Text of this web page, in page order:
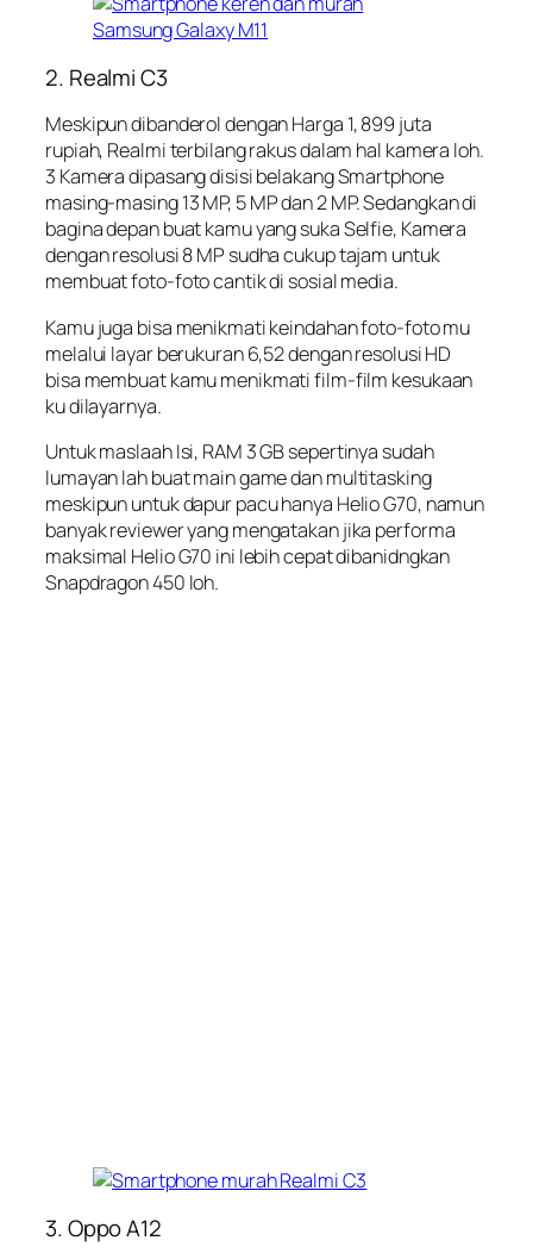
2. Realmi C3
Meskipun dibanderol dengan Harga 1, 899 juta
rupiah, Realmi terbilang rakus dalam hal kamera loh.
3 Kamera dipasang disisi belakang Smartphone
masing-masing 13 MP, 5 MP dan 2 MP. Sedangkan di
bagina depan buat kamu yang suka Selfie, Kamera
dengan resolusi 8 MP sudha cukup tajam untuk
membuat foto-foto cantik di sosial media.
Kamu juga bisa menikmati keindahan foto-foto mu
melalui layar berukuran 6,52 dengan resolusi HD
bisa membuat kamu menikmati film-film kesukaan
ku dilayarnya.
Untuk maslaah Isi, RAM 3 GB sepertinya sudah
lumayan lah buat main game dan multitasking
meskipun untuk dapur pacu hanya Helio G70, namun
banyak reviewer yang mengatakan jika performa
maksimal Helio G70 ini lebih cepat dibanidngkan
Snapdragon 450 loh.
3. Oppo A12